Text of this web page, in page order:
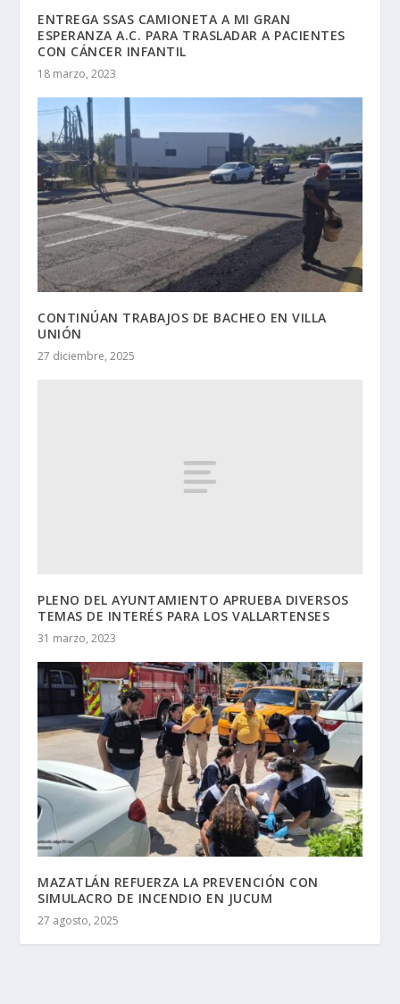
ENTREGA SSAS CAMIONETA A MI GRAN
ESPERANZA A.C. PARA TRASLADAR A PACIENTES
CON CÁNCER INFANTIL
18 marzo, 2023
CONTINÚAN TRABAJOS DE BACHEO EN VILLA
UNIÓN
27 diciembre, 2025
PLENO DEL AYUNTAMIENTO APRUEBA DIVERSOS
TEMAS DE INTERÉS PARA LOS VALLARTENSES
31 marzo, 2023
MAZATLÁN REFUERZA LA PREVENCIÓN CON
SIMULACRO DE INCENDIO EN JUCUM
27 agosto, 2025